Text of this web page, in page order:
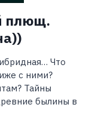
плющ.
Что
с ними?
Тайны
былины в